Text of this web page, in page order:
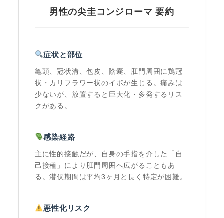
男性の尖圭コンジローマ 要約
症状と部位
亀頭、冠状溝、包皮、陰嚢、肛門周囲に鶏冠
状・カリフラワー状のイボが生じる。痛みは
少ないが、放置すると巨大化・多発するリス
クがある。
感染経路
主に性的接触だが、自身の手指を介した「自
己接種」により肛門周囲へ広がることもあ
る。潜伏期間は平均3ヶ月と長く特定が困難。
悪性化リスク